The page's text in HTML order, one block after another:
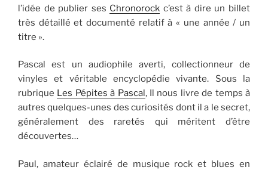
l’idée de publier ses Chronorock c’est à dire un billet
très détaillé et documenté relatif à « une année / un
titre ».
Pascal est un audiophile averti, collectionneur de
vinyles et véritable encyclopédie vivante. Sous la
rubrique Les Pépites à Pascal, Il nous livre de temps à
autres quelques-unes des curiosités dont il a le secret,
généralement des raretés qui méritent d’être
découvertes…
Paul, amateur éclairé de musique rock et blues en